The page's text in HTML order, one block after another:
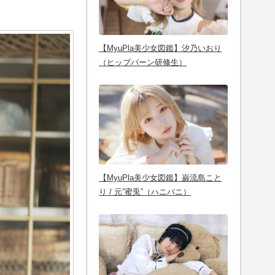
【MyuPla美少女図鑑】汐乃いおり
（ヒップバーン研修生）
【MyuPla美少女図鑑】巌流島こと
り / 元”蜜兎”（ハニバニ）